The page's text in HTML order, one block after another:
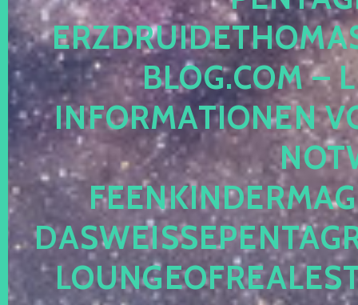
LOG.COM –
NFORMATIONEN